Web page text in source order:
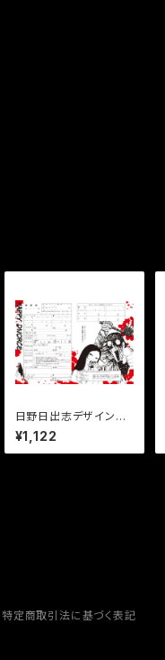
日野日出志デザイン地
獄の離婚届
¥1,122
特定商取引法に基づく表記